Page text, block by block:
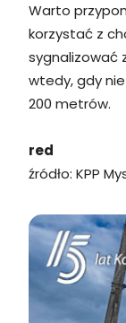
Warto
korzystać z
sygnalizować
wtedy, gdy
200 metrów.
red
źródło: KPP